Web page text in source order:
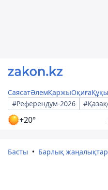
СаясатӘлемҚаржыОқиға
#Референдум-2026
+20°
Басты Барлық жаңалықтар